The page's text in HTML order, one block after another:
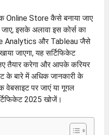
Online Store कैसे बनाया जाए
इसके अलावा इस कोर्स का
Analytics और Tableau जैसे
जाएगा, यह सर्टिफिकेट
तैयार करेगा और आपके करियर
के बारे में अधिक जानकारी के
वेबसाइट पर जाएं या गूगल
2025 खोजें।